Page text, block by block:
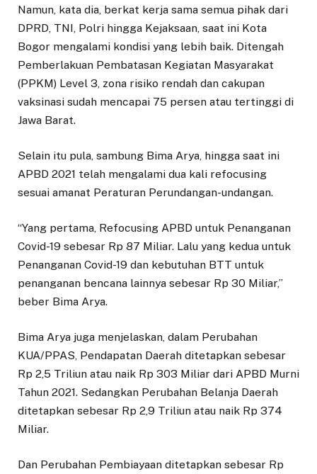
Namun, kata dia, berkat kerja sama semua pihak dari
DPRD, TNI, Polri hingga Kejaksaan, saat ini Kota
Bogor mengalami kondisi yang lebih baik. Ditengah
Pemberlakuan Pembatasan Kegiatan Masyarakat
(PPKM) Level 3, zona risiko rendah dan cakupan
vaksinasi sudah mencapai 75 persen atau tertinggi di
Jawa Barat.
Selain itu pula, sambung Bima Arya, hingga saat ini
APBD 2021 telah mengalami dua kali refocusing
sesuai amanat Peraturan Perundangan-undangan.
“Yang pertama, Refocusing APBD untuk Penanganan
Covid-19 sebesar Rp 87 Miliar. Lalu yang kedua untuk
Penanganan Covid-19 dan kebutuhan BTT untuk
penanganan bencana lainnya sebesar Rp 30 Miliar,”
beber Bima Arya.
Bima Arya juga menjelaskan, dalam Perubahan
KUA/PPAS, Pendapatan Daerah ditetapkan sebesar
Rp 2,5 Triliun atau naik Rp 303 Miliar dari APBD Murni
Tahun 2021. Sedangkan Perubahan Belanja Daerah
ditetapkan sebesar Rp 2,9 Triliun atau naik Rp 374
Miliar.
Dan Perubahan Pembiayaan ditetapkan sebesar Rp